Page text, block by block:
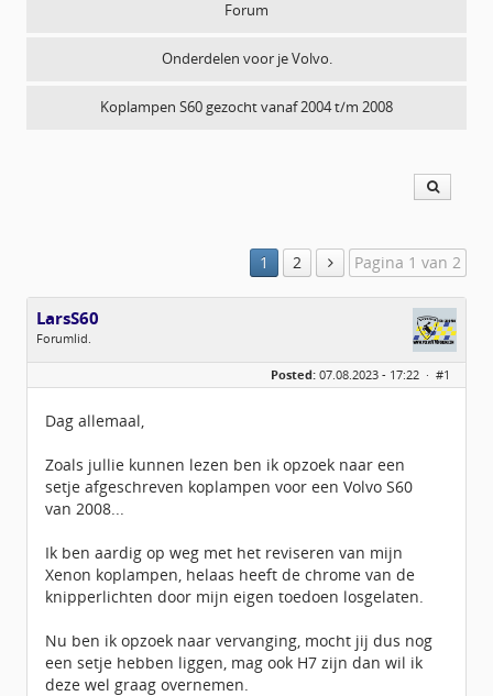
Forum
Onderdelen voor je Volvo.
Koplampen S60 gezocht vanaf 2004 t/m 2008
1 2 Pagina 1 van 2
LarsS60
Forumlid.
Geslacht:
n/a
Geregistreerd:07 / 2023
Posted: 07.08.2023 - 17:22 · #1
Dag allemaal,
Zoals jullie kunnen lezen ben ik opzoek naar een
setje afgeschreven koplampen voor een Volvo S60
van 2008...
Ik ben aardig op weg met het reviseren van mijn
Xenon koplampen, helaas heeft de chrome van de
knipperlichten door mijn eigen toedoen losgelaten.
Nu ben ik opzoek naar vervanging, mocht jij dus nog
een setje hebben liggen, mag ook H7 zijn dan wil ik
deze wel graag overnemen.